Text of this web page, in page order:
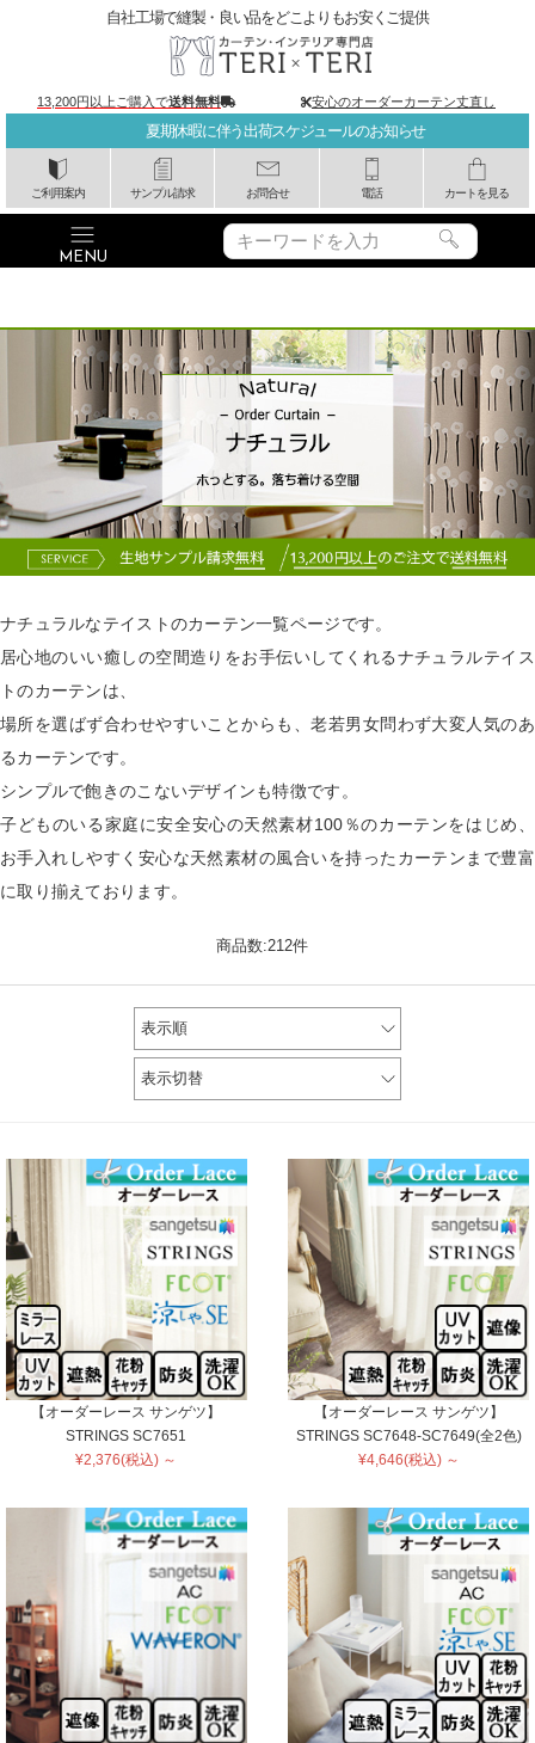
夏期休暇に伴う出荷スケジュールのお知らせ
ご利用案内 サンプル請求 お問合せ 電話 カートを見る
自社工場で縫製・良い品をどこよりもお安くご提供
13,200円以上ご購入で送料無料 安心のオーダーカーテン丈直し
ナチュラルなテイストのカーテン一覧ページです。
居心地のいい癒しの空間造りをお手伝いしてくれるナチュラルテイス
トのカーテンは、
場所を選ばず合わせやすいことからも、老若男女問わず大変人気のあ
るカーテンです。
シンプルで飽きのこないデザインも特徴です。
子どものいる家庭に安全安心の天然素材100％のカーテンをはじめ、
お手入れしやすく安心な天然素材の風合いを持ったカーテンまで豊富
に取り揃えております。
商品数:212件
表示順
表示切替
【オーダーレース サンゲツ】
STRINGS SC7651
¥2,376(税込) ～
【オーダーレース サンゲツ】
STRINGS SC7648-SC7649(全2色)
¥4,646(税込) ～